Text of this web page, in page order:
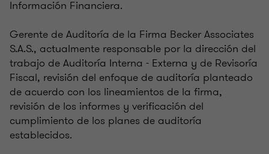
Información Financiera.
Gerente de Auditoría de la Firma Becker Associates
S.A.S., actualmente responsable por la dirección del
trabajo de Auditoría Interna - Externa y de Revisoría
Fiscal, revisión del enfoque de auditoría planteado
de acuerdo con los lineamientos de la firma,
revisión de los informes y verificación del
cumplimiento de los planes de auditoría
establecidos.